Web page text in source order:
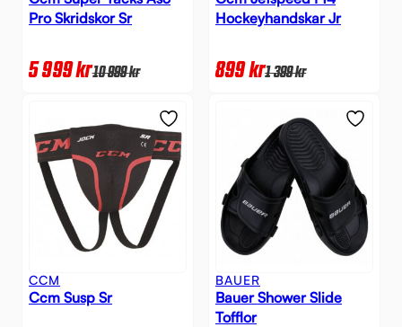
Pro Skridskor Sr
5 999kr10 999kr
Hockeyhandskar Jr
899kr1 399kr
CCM
Ccm Susp Sr
BAUER
Bauer Shower Slide
Tofflor